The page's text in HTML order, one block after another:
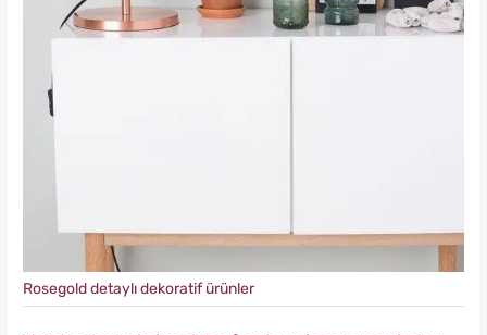
Rosegold detaylı dekoratif ürünler